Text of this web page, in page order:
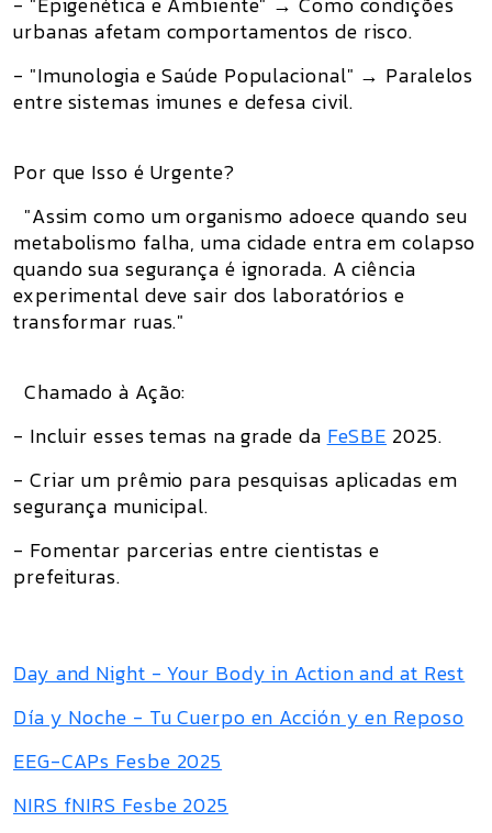
urbanas afetam comportamentos de risco.
- "Imunologia e Saúde Populacional" → Paralelos
entre sistemas imunes e defesa civil.
Por que Isso é Urgente?
"Assim como um organismo adoece quando seu
metabolismo falha, uma cidade entra em colapso
quando sua segurança é ignorada. A ciência
experimental deve sair dos laboratórios e
transformar ruas."
Chamado à Ação:
- Incluir esses temas na grade da FeSBE 2025.
- Criar um prêmio para pesquisas aplicadas em
segurança municipal.
- Fomentar parcerias entre cientistas e
prefeituras.
Day and Night - Your Body in Action and at Rest
Día y Noche - Tu Cuerpo en Acción y en Reposo
EEG-CAPs Fesbe 2025
NIRS fNIRS Fesbe 2025